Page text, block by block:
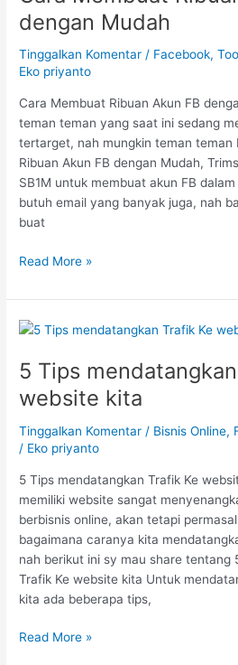
dengan Mudah
Tinggalkan Komentar / Facebook,
Eko priyanto
Cara Membuat Ribuan Akun FB
teman teman yang saat ini sedang
tertarget, nah mungkin teman teman
Ribuan Akun FB dengan Mudah,
SB1M untuk membuat akun FB
butuh email yang banyak juga, nah
buat
Akun
FB
dengan
Mudah
Read More »
5 Tips
website kita
Tinggalkan Komentar / Bisnis Online,
/ Eko priyanto
5 Tips mendatangkan Trafik Ke
memiliki website sangat
berbisnis online, akan tetapi
bagaimana caranya kita
nah berikut ini sy mau share tentang
Trafik Ke website kita Untuk
kita ada beberapa tips,
5
mendatangkan
Trafik
Ke
website
kita
Read More »